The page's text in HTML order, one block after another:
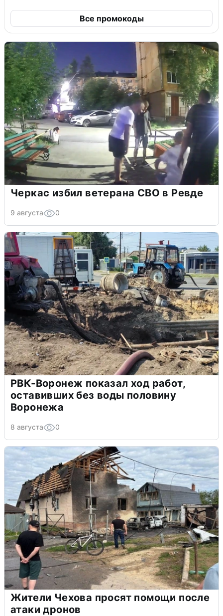
Все промокоды
Черкас избил ветерана СВО в Ревде
9 августа 0
РВК-Воронеж показал ход работ,
оставивших без воды половину
Воронежа
8 августа 0
Жители Чехова просят помощи после
атаки дронов